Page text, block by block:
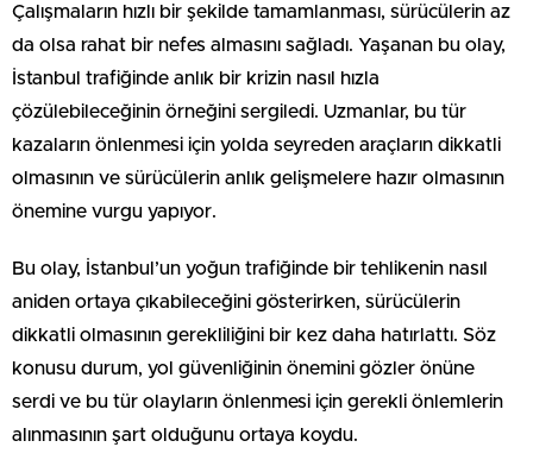
Çalışmaların hızlı bir şekilde tamamlanması, sürücülerin az
da olsa rahat bir nefes almasını sağladı. Yaşanan bu olay,
İstanbul trafiğinde anlık bir krizin nasıl hızla
çözülebileceğinin örneğini sergiledi. Uzmanlar, bu tür
kazaların önlenmesi için yolda seyreden araçların dikkatli
olmasının ve sürücülerin anlık gelişmelere hazır olmasının
önemine vurgu yapıyor.
Bu olay, İstanbul’un yoğun trafiğinde bir tehlikenin nasıl
aniden ortaya çıkabileceğini gösterirken, sürücülerin
dikkatli olmasının gerekliliğini bir kez daha hatırlattı. Söz
konusu durum, yol güvenliğinin önemini gözler önüne
serdi ve bu tür olayların önlenmesi için gerekli önlemlerin
alınmasının şart olduğunu ortaya koydu.